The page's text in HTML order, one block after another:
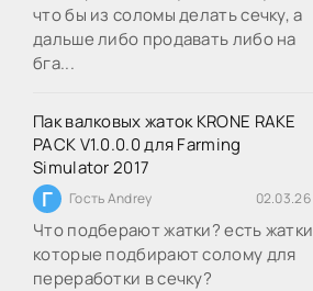
что бы из соломы делать сечку, а
дальше либо продавать либо на
бга...
Пак валковых жаток KRONE RAKE
PACK V1.0.0.0 для Farming
Simulator 2017
Г Гость Andrey 02.03.26
Что подберают жатки? есть жатки
которые подбирают солому для
переработки в сечку?